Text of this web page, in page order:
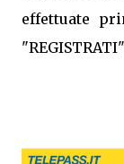
effettuate
"REGISTRATI"